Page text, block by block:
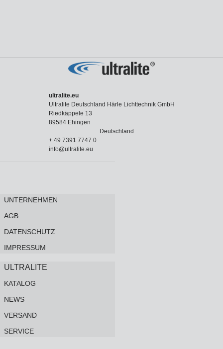
ultralite.eu
Ultralite Deutschland Härle Lichttechnik GmbH
Riedkäppele 13
89584 Ehingen
Deutschland
+ 49 7391 7747 0
info@ultralite.eu
UNTERNEHMEN
AGB
DATENSCHUTZ
IMPRESSUM
ULTRALITE
KATALOG
NEWS
VERSAND
SERVICE